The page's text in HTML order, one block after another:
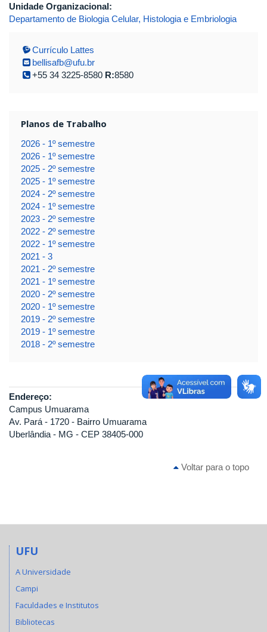
Unidade Organizacional:
Departamento de Biologia Celular, Histologia e Embriologia
Currículo Lattes
bellisafb@ufu.br
+55 34 3225-8580 R:8580
Planos de Trabalho
2026 - 1º semestre
2026 - 1º semestre
2025 - 2º semestre
2025 - 1º semestre
2024 - 2º semestre
2024 - 1º semestre
2023 - 2º semestre
2022 - 2º semestre
2022 - 1º semestre
2021 - 3
2021 - 2º semestre
2021 - 1º semestre
2020 - 2º semestre
2020 - 1º semestre
2019 - 2º semestre
2019 - 1º semestre
2018 - 2º semestre
Endereço:
Campus Umuarama
Av. Pará - 1720 - Bairro Umuarama
Uberlândia - MG - CEP 38405-000
Voltar para o topo
UFU
A Universidade
Campi
Faculdades e Institutos
Bibliotecas